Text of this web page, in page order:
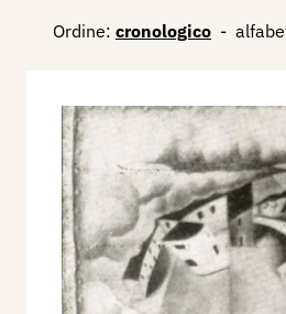
Ordine: cronologico -